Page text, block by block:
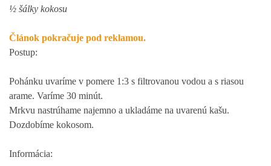
½ šálky kokosu
Článok pokračuje pod reklamou.
Postup:
Pohánku uvaríme v pomere 1:3 s filtrovanou vodou a s riasou
arame. Varíme 30 minút.
Mrkvu nastrúhame najemno a ukladáme na uvarenú kašu.
Dozdobíme kokosom.
Informácia: